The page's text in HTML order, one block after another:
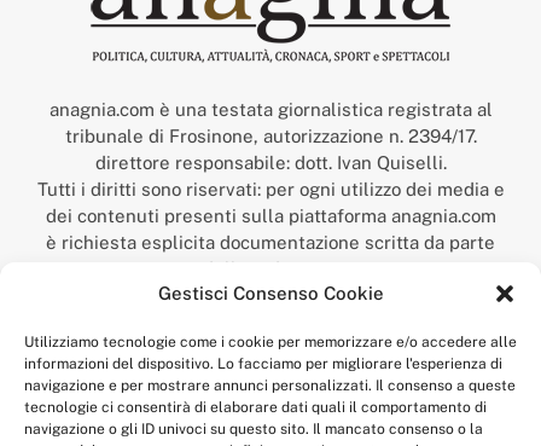
Gestisci Consenso Cookie
Utilizziamo tecnologie come i cookie per memorizzare e/o accedere alle
informazioni del dispositivo. Lo facciamo per migliorare l'esperienza di
navigazione e per mostrare annunci personalizzati. Il consenso a queste
tecnologie ci consentirà di elaborare dati quali il comportamento di
navigazione o gli ID univoci su questo sito. Il mancato consenso o la
anagnia.com è una testata giornalistica registrata al
tribunale di Frosinone, autorizzazione n. 2394/17.
direttore responsabile: dott. Ivan Quiselli.
Tutti i diritti sono riservati: per ogni utilizzo dei media e
dei contenuti presenti sulla piattaforma anagnia.com
è richiesta esplicita documentazione scritta da parte
della redazione.
“Anagnia” è un marchio registrato presso l’Ufficio Italiano
Economico,
num. registrazione: 302017000014044 del 9 febbraio 2017.
Per contatti:redazione@anagnia.com